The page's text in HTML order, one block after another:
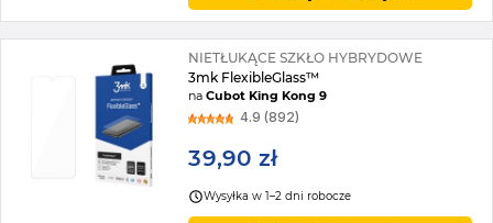
NIETŁUKĄCE SZKŁO HYBRYDOWE
3mk FlexibleGlass™
naCubot King Kong 9
4.9 (892)
39,90 zł
Wysyłka w 1–2 dni robocze